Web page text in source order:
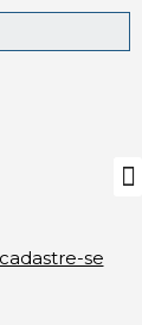
cadastre-se